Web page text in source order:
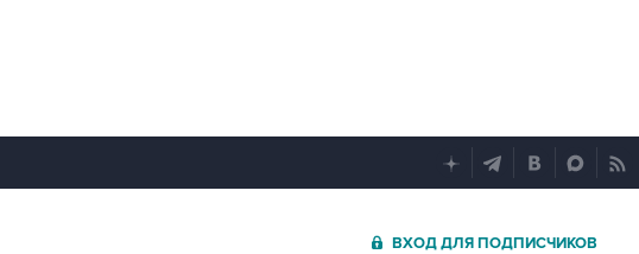
ВХОД ДЛЯ ПОДПИСЧИКОВ